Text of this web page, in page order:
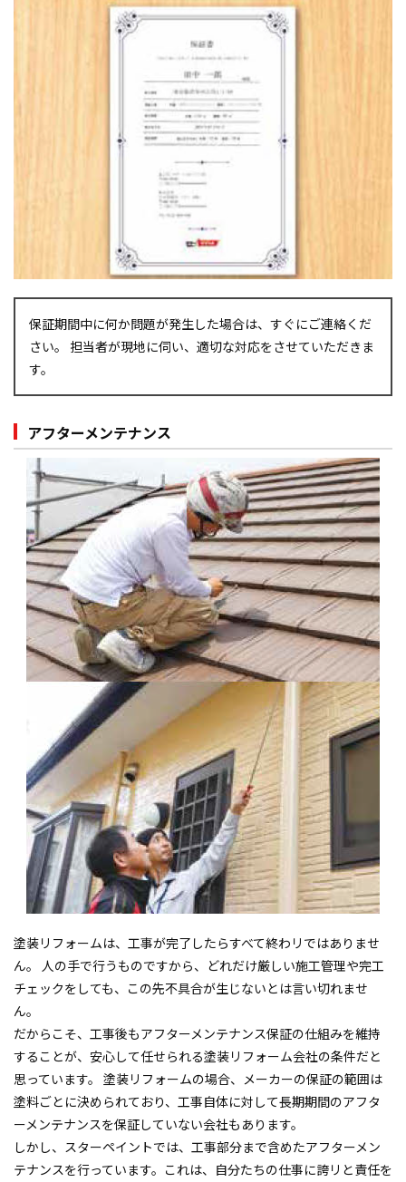
保証期間中に何か問題が発生した場合は、すぐにご連絡くだ
さい。 担当者が現地に伺い、適切な対応をさせていただきま
す。
アフターメンテナンス
塗装リフォームは、工事が完了したらすべて終わリではありませ
ん。 人の手で行うものですから、どれだけ厳しい施工管理や完工
チェックをしても、この先不具合が生じないとは言い切れませ
ん。
だからこそ、工事後もアフターメンテナンス保証の仕組みを維持
することが、安心して任せられる塗装リフォーム会社の条件だと
思っています。 塗装リフォームの場合、メーカーの保証の範囲は
塗料ごとに決められており、工事自体に対して長期期間のアフタ
ーメンテナンスを保証していない会社もあります。
しかし、スターペイントでは、工事部分まで含めたアフターメン
テナンスを行っています。これは、自分たちの仕事に誇リと責任を